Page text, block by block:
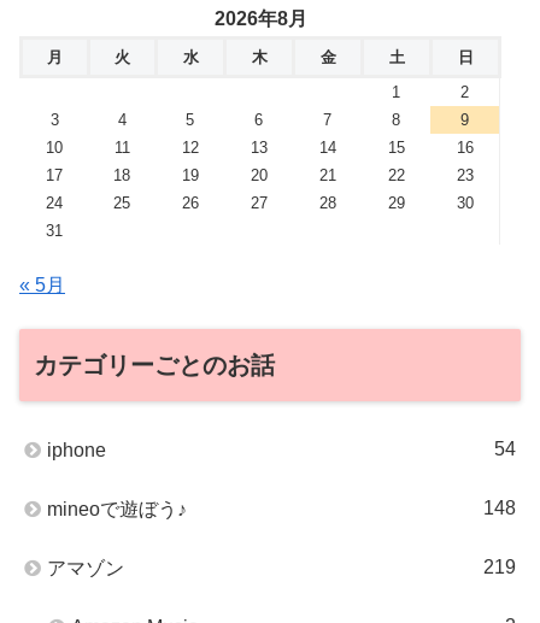
2026年8月
月 火 水 木 金 土
日
1
2
3
4 5 6 7 8
9
10
11 12 13 14 15
16
17
18 19 20 21 22
23
24
25 26 27 28 29
30
31
« 5月
カテゴリーごとのお話
iphone 54
mineoで遊ぼう♪ 148
アマゾン 219